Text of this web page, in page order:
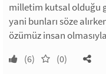
milletim kutsal olduğu
yani bunları söze
özümüz insan
(6) (0)